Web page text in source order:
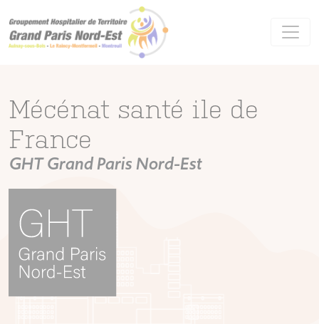
Mécénat santé ile de
France
GHT Grand Paris Nord-Est
Panneau de gestion des cookies